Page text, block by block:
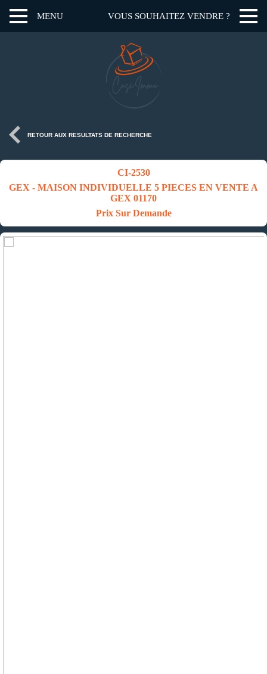
MENU VOUS SOUHAITEZ VENDRE ?
RETOUR AUX RESULTATS DE RECHERCHE
CI-2530
GEX - MAISON INDIVIDUELLE 5 PIECES EN VENTE A
GEX 01170
Prix Sur Demande